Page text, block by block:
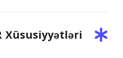
Xüsusiyyətləri